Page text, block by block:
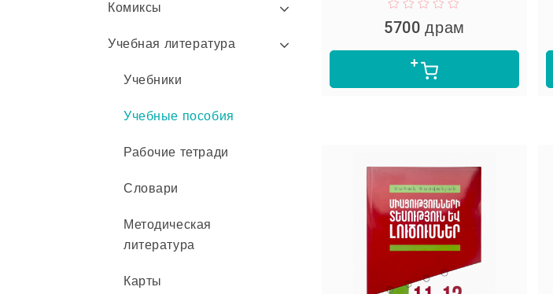
Комиксы
Учебная литература
Учебники
Учебные пособия
Рабочие тетради
Словари
Методическая
литература
Карты
5700 драм